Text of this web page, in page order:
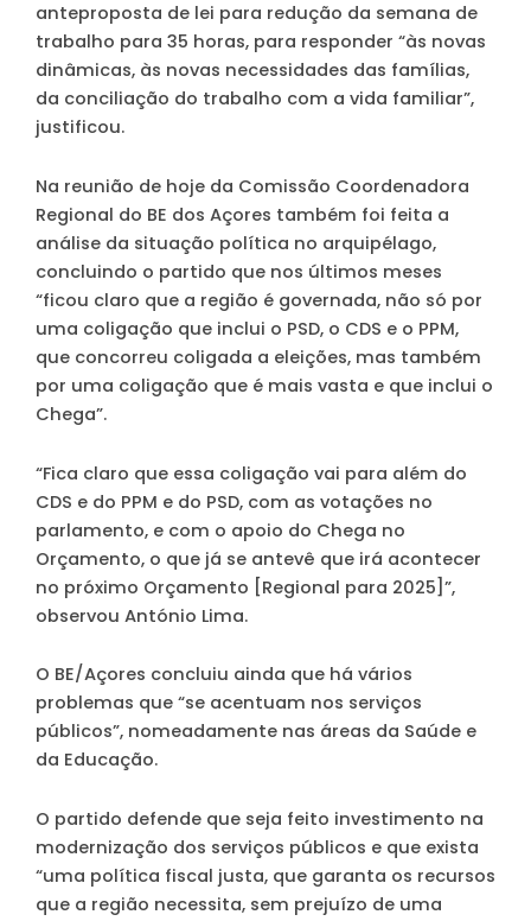
anteproposta de lei para redução da semana de
trabalho para 35 horas, para responder “às novas
dinâmicas, às novas necessidades das famílias,
da conciliação do trabalho com a vida familiar”,
justificou.
Na reunião de hoje da Comissão Coordenadora
Regional do BE dos Açores também foi feita a
análise da situação política no arquipélago,
concluindo o partido que nos últimos meses
“ficou claro que a região é governada, não só por
uma coligação que inclui o PSD, o CDS e o PPM,
que concorreu coligada a eleições, mas também
por uma coligação que é mais vasta e que inclui o
Chega”.
“Fica claro que essa coligação vai para além do
CDS e do PPM e do PSD, com as votações no
parlamento, e com o apoio do Chega no
Orçamento, o que já se antevê que irá acontecer
no próximo Orçamento [Regional para 2025]”,
observou António Lima.
O BE/Açores concluiu ainda que há vários
problemas que “se acentuam nos serviços
públicos”, nomeadamente nas áreas da Saúde e
da Educação.
O partido defende que seja feito investimento na
modernização dos serviços públicos e que exista
“uma política fiscal justa, que garanta os recursos
que a região necessita, sem prejuízo de uma